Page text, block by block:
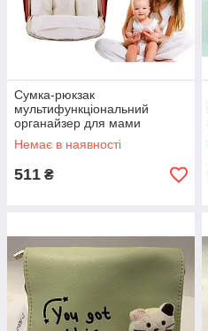
Сумка-рюкзак
мультифункціональний
органайзер для мами
Mummy Bag Червона
Немає в наявності
511 ₴